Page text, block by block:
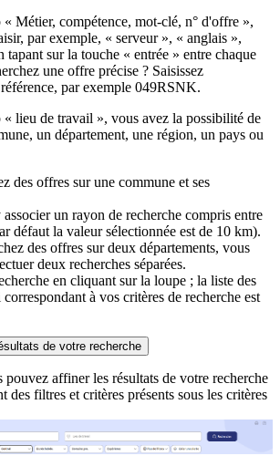
« Métier, compétence, mot-clé, n° d'offre »,
par exemple, « serveur », « anglais »,
tapant sur la touche « entrée » entre chaque
une offre précise ? Saisissez
par exemple 049RSNK.
« lieu de travail », vous avez la possibilité de
un département, une région, un pays ou
des offres sur une commune et ses
un rayon de recherche compris entre
défaut la valeur sélectionnée est de 10 km).
des offres sur deux départements, vous
deux recherches séparées.
en cliquant sur la loupe ; la liste des
à vos critères de recherche est
de votre recherche
pouvez affiner les résultats de votre recherche
des filtres et critères présents sous les critères